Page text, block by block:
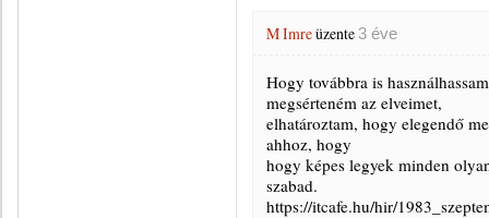
M Imreüzente3 éve
Hogy továbbra is
megsérteném az elveimet,
elhatároztam, hogy elegendő
ahhoz, hogy
hogy képes legyek minden
szabad.
https://itcafe.hu/hir/